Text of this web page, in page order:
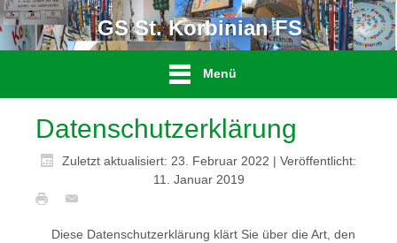
GS St. Korbinian FS
Menü
Datenschutzerklärung
Zuletzt aktualisiert: 23. Februar 2022 | Veröffentlicht:
11. Januar 2019
Diese Datenschutzerklärung klärt Sie über die Art, den